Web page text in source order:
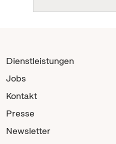
Dienstleistungen
Jobs
Kontakt
Presse
Newsletter